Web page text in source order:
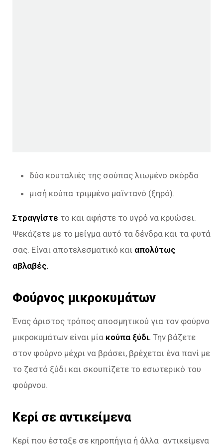
δύο κουταλιές της σούπας λιωμένο σκόρδο
μισή κούπα τριμμένο μαϊντανό (ξηρό).
Στραγγίστε το και αφήστε το υγρό να κρυώσει.
Ψεκάζετε με το μείγμα αυτό τα δένδρα και τα φυτά
σας. Είναι αποτελεσματικό και απολύτως
αβλαβές.
Φούρνος μικροκυμάτων
Ένας άριστος τρόπος αποσμητικού για τον φούρνο
μικροκυμάτων είναι μία κούπα ξύδι. Την βάζετε
στον φούρνο μέχρι να βράσει, βρέχεται ένα πανί με
το ζεστό ξύδι και σκουπίζετε το εσωτερικό του
φούρνου.
Κερί σε αντικείμενα
Κερί που έσταξε σε κηροπήγια ή άλλα αντικείμενα